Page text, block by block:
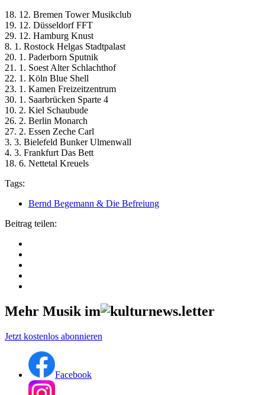
18. 12. Bremen Tower Musikclub
19. 12. Düsseldorf FFT
29. 12. Hamburg Knust
8. 1. Rostock Helgas Stadtpalast
20. 1. Paderborn Sputnik
21. 1. Soest Alter Schlachthof
22. 1. Köln Blue Shell
23. 1. Kamen Freizeitzentrum
30. 1. Saarbrücken Sparte 4
10. 2. Kiel Schaubude
26. 2. Berlin Monarch
27. 2. Essen Zeche Carl
3. 3. Bielefeld Bunker Ulmenwall
4. 3. Frankfurt Das Bett
18. 6. Nettetal Kreuels
Tags:
Bernd Begemann & Die Befreiung
Beitrag teilen:
Mehr Musik im
Jetzt kostenlos abonnieren
Facebook